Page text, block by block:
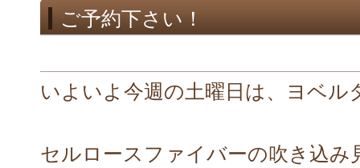
ご予約下さい！
いよいよ今週の土曜日は、ヨベル
セルロースファイバーの吹き込み